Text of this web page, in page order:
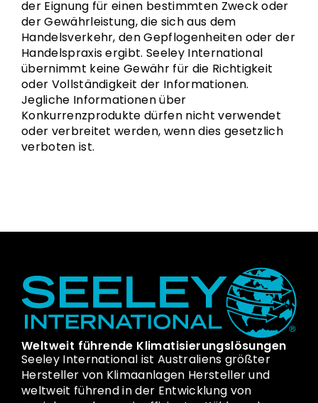
der Eignung für einen bestimmten Zweck oder
der Gewährleistung, die sich aus dem
Handelsverkehr, den Gepflogenheiten oder der
Handelspraxis ergibt. Seeley International
übernimmt keine Gewähr für die Richtigkeit
oder Vollständigkeit der Informationen.
Jegliche Informationen über
Konkurrenzprodukte dürfen nicht verwendet
oder verbreitet werden, wenn dies gesetzlich
verboten ist.
Weltweit führende Klimatisierungslösungen
Seeley International ist Australiens größter
Hersteller von Klimaanlagen Hersteller und
weltweit führend in der Entwicklung von